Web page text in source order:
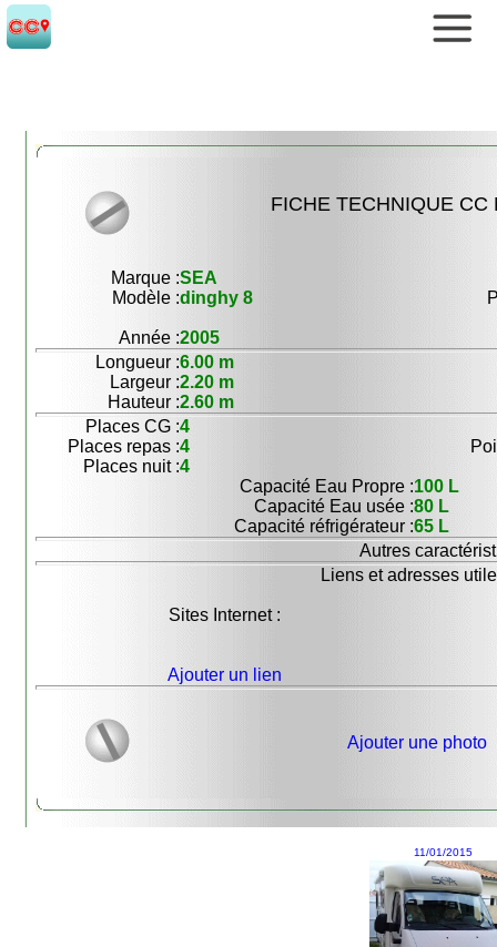
FICHE TECHNIQUE CC
Marque :SEA
Modèle :dinghy 8
Année :2005
Longueur :6.00 m
Largeur :2.20 m
Hauteur :2.60 m
Places CG :4
Places repas :4
Places nuit :4
Capacité Eau Propre :100 L
Capacité Eau usée :80 L
Capacité réfrigérateur :65 L
Autres
Liens et adresses
Sites Internet :
Ajouter un lien
Ajouter une photo
11/01/2015